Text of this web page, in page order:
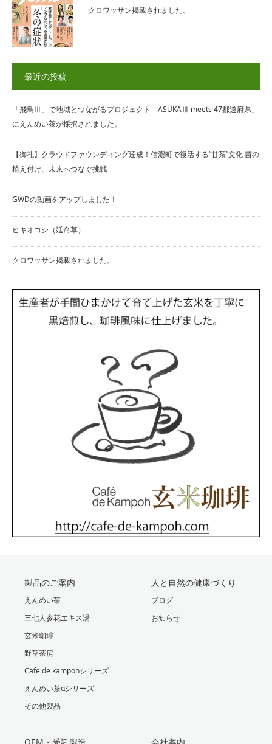
クロワッサン掲載されました。
最近の投稿
「飛鳥Ⅲ」で地域とつながるプロジェクト「ASUKAⅢ meets 47都道府県」
にえんめい茶が採択されました。
【御礼】クラウドファウンディング達成！信濃町で復活する“甘茶”文化 苗の
植え付け、未来へつなぐ挑戦
GWDの動画をアップしました！
ヒキオコシ（延命草）
クロワッサン掲載されました。
製品のご案内
えんめい茶
三七人参花エキス湯
玄米珈琲
野草茶房
Cafe de kampohシリーズ
えんめい茶αシリーズ
その他製品
人と自然の健康づくり
ブログ
お知らせ